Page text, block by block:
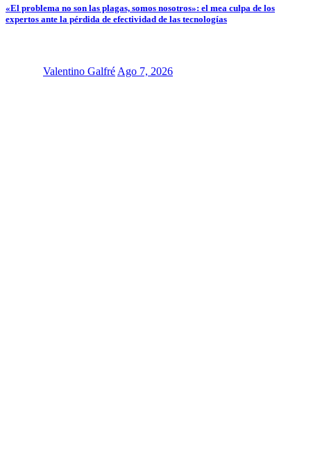
«El problema no son las plagas, somos nosotros»: el mea culpa de los
expertos ante la pérdida de efectividad de las tecnologías
Valentino Galfré Ago 7, 2026